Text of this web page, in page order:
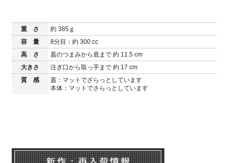
重 さ
約 385ｇ
容 量
8分目：約 300 cc
高 さ
蓋のつまみから底まで 約 11.5 cm
大きさ
注ぎ口から取っ手まで 約 17 cm
質 感
蓋：マットでざらっとしています
本体：マットでさらっとしています